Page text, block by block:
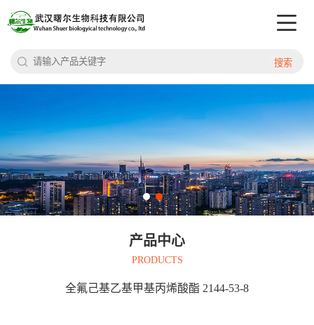
搜索
产品中心
PRODUCTS
全氟己基乙基甲基丙烯酸酯 2144-53-8